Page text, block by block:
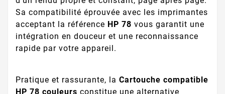
Sa compatibilité éprouvée avec les imprimantes
acceptant la référence HP 78 vous garantit une
intégration en douceur et une reconnaissance
rapide par votre appareil.
Pratique et rassurante, la Cartouche compatible
HP 78 couleurs constitue une alternative